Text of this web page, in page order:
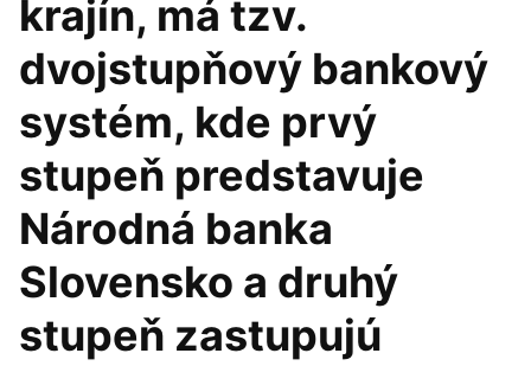
krajín, má tzv.
dvojstupňový bankový
systém, kde prvý
stupeň predstavuje
Národná banka
Slovensko a druhý
stupeň zastupujú